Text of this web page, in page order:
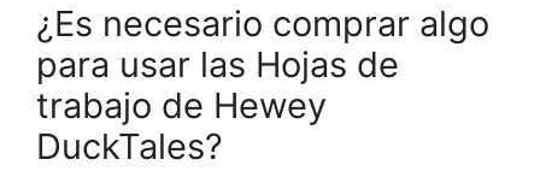
¿Es necesario comprar algo
para usar las Hojas de
trabajo de Hewey
DuckTales?